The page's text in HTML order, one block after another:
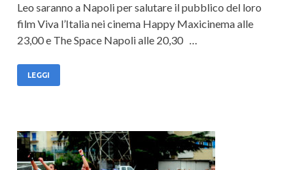
Leo saranno a Napoli per salutare il pubblico del loro
film Viva l’Italia nei cinema Happy Maxicinema alle
23,00 e The Space Napoli alle 20,30 …
LEGGI